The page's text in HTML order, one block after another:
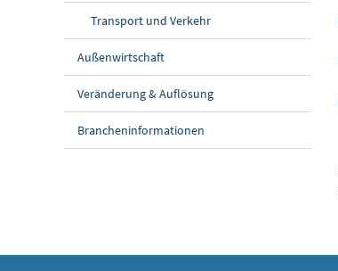
Transport und Verkehr
Außenwirtschaft
Veränderung & Auflösung
Brancheninformationen